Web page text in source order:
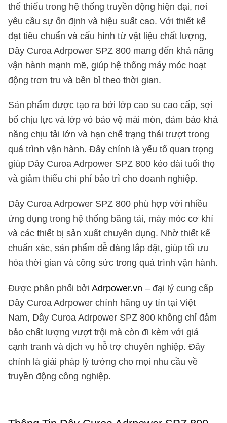
thể thiếu trong hệ thống truyền động hiện đại, nơi
yêu cầu sự ổn định và hiệu suất cao. Với thiết kế
đạt tiêu chuẩn và cấu hình từ vật liệu chất lượng,
Dây Curoa Adrpower SPZ 800 mang đến khả năng
vận hành mạnh mẽ, giúp hệ thống máy móc hoạt
động trơn tru và bền bỉ theo thời gian.
Sản phẩm được tạo ra bởi lớp cao su cao cấp, sợi
bố chịu lực và lớp vỏ bảo vệ mài mòn, đảm bảo khả
năng chịu tải lớn và hạn chế trạng thái trượt trong
quá trình vận hành. Đây chính là yếu tố quan trọng
giúp Dây Curoa Adrpower SPZ 800 kéo dài tuổi thọ
và giảm thiểu chi phí bảo trì cho doanh nghiệp.
Dây Curoa Adrpower SPZ 800 phù hợp với nhiều
ứng dụng trong hệ thống băng tải, máy móc cơ khí
và các thiết bị sản xuất chuyên dụng. Nhờ thiết kế
chuẩn xác, sản phẩm dễ dàng lắp đặt, giúp tối ưu
hóa thời gian và công sức trong quá trình vận hành.
Được phân phối bởi Adrpower.vn – đại lý cung cấp
Dây Curoa Adrpower chính hãng uy tín tại Việt
Nam, Dây Curoa Adrpower SPZ 800 không chỉ đảm
bảo chất lượng vượt trội mà còn đi kèm với giá
cạnh tranh và dịch vụ hỗ trợ chuyên nghiệp. Đây
chính là giải pháp lý tưởng cho mọi nhu cầu về
truyền động công nghiệp.